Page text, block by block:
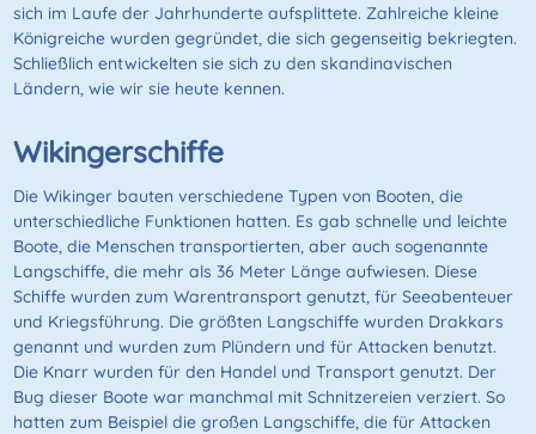
sich im Laufe der Jahrhunderte aufsplittete. Zahlreiche kleine
Königreiche wurden gegründet, die sich gegenseitig bekriegten.
Schließlich entwickelten sie sich zu den skandinavischen
Ländern, wie wir sie heute kennen.
Wikingerschiffe
Die Wikinger bauten verschiedene Typen von Booten, die
unterschiedliche Funktionen hatten. Es gab schnelle und leichte
Boote, die Menschen transportierten, aber auch sogenannte
Langschiffe, die mehr als 36 Meter Länge aufwiesen. Diese
Schiffe wurden zum Warentransport genutzt, für Seeabenteuer
und Kriegsführung. Die größten Langschiffe wurden Drakkars
genannt und wurden zum Plündern und für Attacken benutzt.
Die Knarr wurden für den Handel und Transport genutzt. Der
Bug dieser Boote war manchmal mit Schnitzereien verziert. So
hatten zum Beispiel die großen Langschiffe, die für Attacken